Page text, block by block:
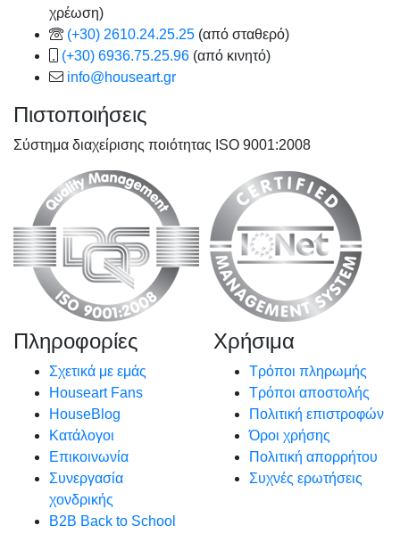
χρέωση)
(+30) 2610.24.25.25 (από σταθερό)
(+30) 6936.75.25.96 (από κινητό)
info@houseart.gr
Πιστοποιήσεις
Σύστημα διαχείρισης ποιότητας ISO 9001:2008
Πληροφορίες
Σχετικά με εμάς
Houseart Fans
HouseBlog
Κατάλογοι
Επικοινωνία
Συνεργασία
χονδρικής
B2B Back to School
Χρήσιμα
Τρόποι πληρωμής
Τρόποι αποστολής
Πολιτική επιστροφών
Όροι χρήσης
Πολιτική απορρήτου
Συχνές ερωτήσεις